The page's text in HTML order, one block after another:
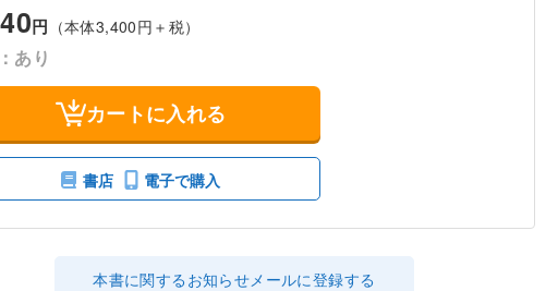
円 （本体3,400円＋税）
あり
カートに入れる
書店 電子で購入
本書に関するお知らせメールに登録する